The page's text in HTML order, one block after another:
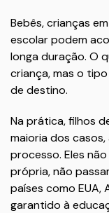
Bebês, crianças
escolar podem
longa duração. O
criança, mas o
de destino.
Na prática, filhos
maioria dos
processo. Eles
própria, não
países como EUA,
garantido à